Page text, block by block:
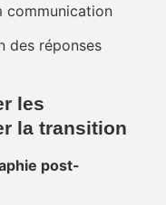
communication
des réponses
les
la transition
post-